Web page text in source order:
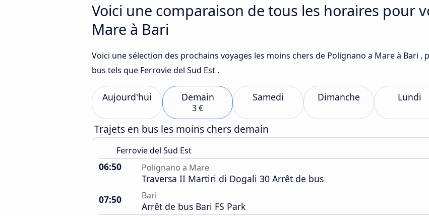
Voici une comparaison de tous les horaires pour
Mare à Bari
Voici une sélection des prochains voyages les moins chers de Polignano a Mare à Bari
bus tels que Ferrovie del Sud Est .
Aujourd'hui Demain
3 €
Samedi Dimanche Lundi
Trajets en bus les moins chers demain
Ferrovie del Sud Est
06:50 Polignano a Mare
Traversa II Martiri di Dogali 30 Arrêt de bus
07:50
Bari
Arrêt de bus Bari FS Park